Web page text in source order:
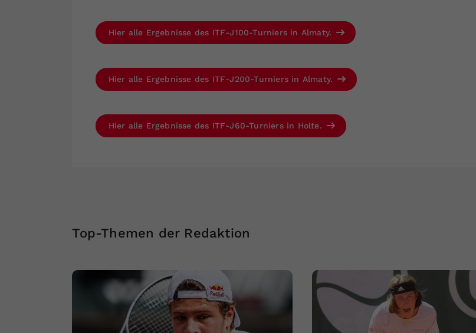
Hier alle Ergebnisse des ITF-J100-Turniers in Almaty.
Hier alle Ergebnisse des ITF-J200-Turniers in Almaty.
Hier alle Ergebnisse des ITF-J60-Turniers in Holte.
Top-Themen der Redaktion